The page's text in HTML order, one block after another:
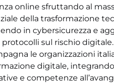
online sfruttando al
della trasformazione
in cybersicurezza e
sul rischio
le organizzazioni
digitale,
e competenze